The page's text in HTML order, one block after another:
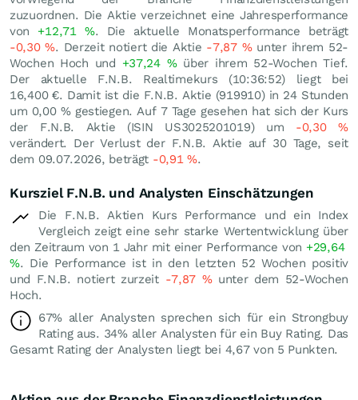
zuzuordnen. Die Aktie verzeichnet eine Jahresperformance
von +12,71 %. Die aktuelle Monatsperformance beträgt
-0,30%. Derzeit notiert die Aktie -7,87 %unter ihrem 52-
Wochen Hoch und +37,24 %über ihrem 52-Wochen Tief.
Der aktuelle F.N.B. Realtimekurs (10:36:52) liegt bei
16,400 €. Damit ist die F.N.B. Aktie (919910) in 24 Stunden
um 0,00 %gestiegen. Auf 7 Tage gesehen hat sich der Kurs
der F.N.B. Aktie (ISIN US3025201019) um -0,30%
verändert. Der Verlust der F.N.B. Aktie auf 30 Tage, seit
dem 09.07.2026, beträgt -0,91%.
Kursziel F.N.B. und Analysten Einschätzungen
Die F.N.B. Aktien Kurs Performance und ein Index
Vergleich zeigt eine sehr starke Wertentwicklung über
den Zeitraum von 1 Jahr mit einer Performance von +29,64
%. Die Performance ist in den letzten 52 Wochen positiv
und F.N.B. notiert zurzeit -7,87 %unter dem 52-Wochen
Hoch.
67% aller Analysten sprechen sich für ein Strongbuy
Rating aus. 34% aller Analysten für ein Buy Rating. Das
Gesamt Rating der Analysten liegt bei 4,67 von 5 Punkten.